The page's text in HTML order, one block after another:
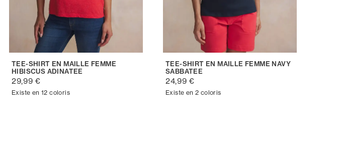
TEE-SHIRT EN MAILLE FEMME
HIBISCUS ADINATEE
29,99 €
Existe en 12 coloris
TEE-SHIRT EN MAILLE FEMME NAVY
SABBATEE
24,99 €
Existe en 2 coloris